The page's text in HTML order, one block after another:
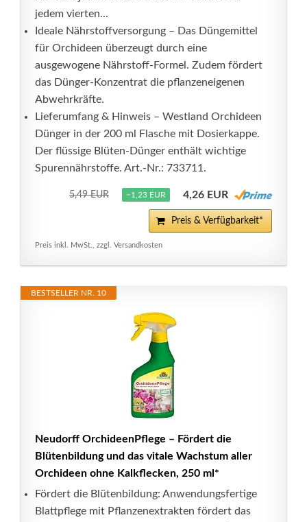
jedem vierten...
Ideale Nährstoffversorgung – Das Düngemittel
für Orchideen überzeugt durch eine
ausgewogene Nährstoff-Formel. Zudem fördert
das Dünger-Konzentrat die pflanzeneigenen
Abwehrkräfte.
Lieferumfang & Hinweis – Westland Orchideen
Dünger in der 200 ml Flasche mit Dosierkappe.
Der flüssige Blüten-Dünger enthält wichtige
Spurennährstoffe. Art.-Nr.: 733711.
5,49 EUR −1,23 EUR 4,26 EUR
Preis & Verfügbarkeit*
Preis inkl. MwSt., zzgl. Versandkosten
BESTSELLER NR. 10
Neudorff OrchideenPflege – Fördert die
Blütenbildung und das vitale Wachstum aller
Orchideen ohne Kalkflecken, 250 ml*
Fördert die Blütenbildung: Anwendungsfertige
Blattpflege mit Pflanzenextrakten fördert das